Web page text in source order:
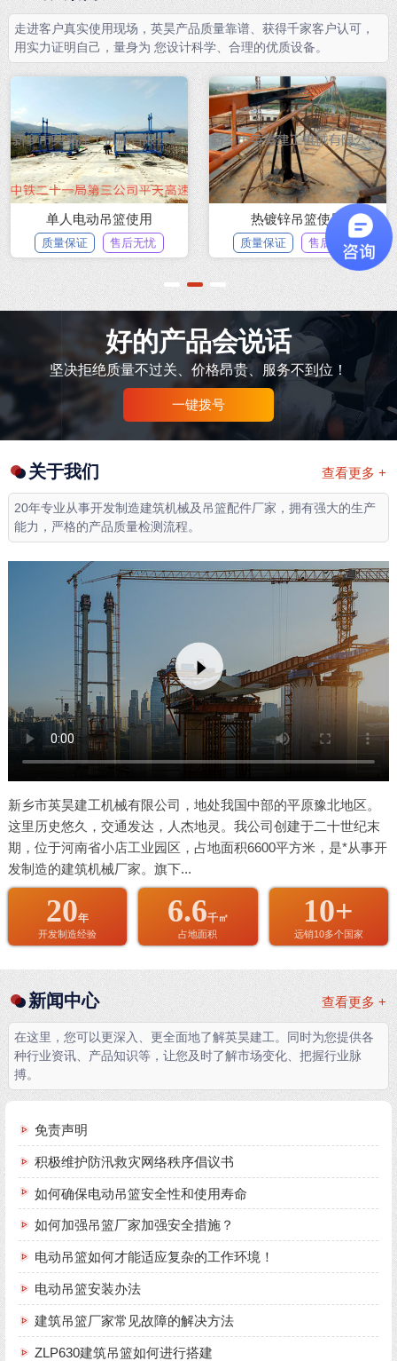
走进客户真实使用现场，英昊产品质量靠谱、获得千家客户认可，
用实力证明自己，量身为 您设计科学、合理的优质设备。
建筑吊篮使用示例
质量保证 售后无忧
某商品房施工现场
质量保证 售后无
1 2 3
好的产品会说话
坚决拒绝质量不过关、价格昂贵、服务不到位！
一键拨号
查看更多 +
关于我们
20年专业从事开发制造建筑机械及吊篮配件厂家，拥有强大的生产
能力，严格的产品质量检测流程。
新乡市英昊建工机械有限公司，地处我国中部的平原豫北地区。
这里历史悠久，交通发达，人杰地灵。我公司创建于二十世纪末
期，位于河南省小店工业园区，占地面积6600平方米，是*从事开
发制造的建筑机械厂家。旗下...
20年
开发制造经验
6.6千㎡
占地面积
10+
远销10多个国家
查看更多 +
新闻中心
在这里，您可以更深入、更全面地了解英昊建工。同时为您提供各
种行业资讯、产品知识等，让您及时了解市场变化、把握行业脉
搏。
免责声明
积极维护防汛救灾网络秩序倡议书
如何确保电动吊篮安全性和使用寿命
如何加强吊篮厂家加强安全措施？
电动吊篮如何才能适应复杂的工作环境！
电动吊篮安装办法
建筑吊篮厂家常见故障的解决方法
ZLP630建筑吊篮如何进行搭建